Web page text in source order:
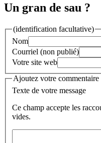
Un gran de sau ?
(identification facultative)
Nom
Courriel (non publié)
Votre site web
Ajoutez votre commentaire
Texte de votre message
Ce champ accepte les
vides.